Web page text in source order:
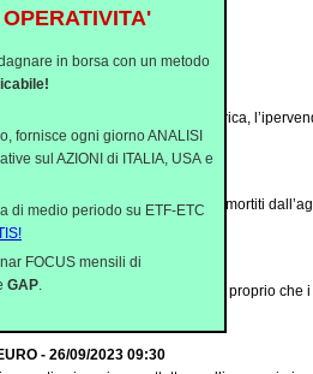
settembre da dimenticare in...
09/2023 09:30
indici azionari di Europa e America,
ed obbligazionari, ancora tramortiti
vista da metà settembre, sembra proprio che
- 26/09/2023 09:30
in borsa con un metodo
fornisce ogni giorno ANALISI
sul AZIONI di ITALIA, USA e
di medio periodo su ETF-ETC
FOCUS mensili di
GAP.